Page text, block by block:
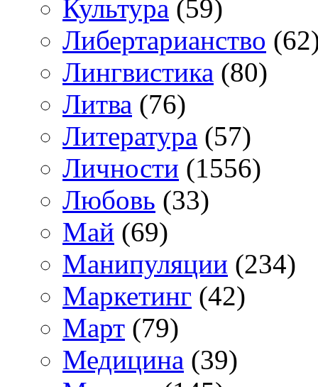
Культура (59)
Либертарианство
Лингвистика (80)
Литва (76)
Литература (57)
Личности (1556)
Любовь (33)
Май (69)
Манипуляции (234)
Маркетинг (42)
Март (79)
Медицина (39)